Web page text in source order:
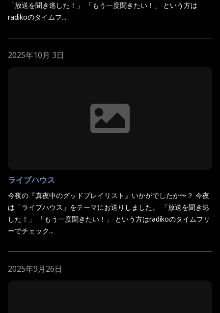
「放送を聞き逃した！」 「もう一度聞きたい！」 という方は
radikoのタイムフ...
2025年10月 3日
ライブハウス
今夜の『真夜中のグッドプレイリスト』いかがでしたか〜？ 今夜
は「ライブハウス」をテーマにお送りしました。 「放送を聞き逃
した！」 「もう一度聞きたい！」 という方はradikoのタイムフリ
ーでチェック...
2025年9月26日